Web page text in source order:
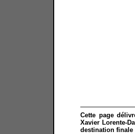
Cette page
Xavier Lorente-
destination